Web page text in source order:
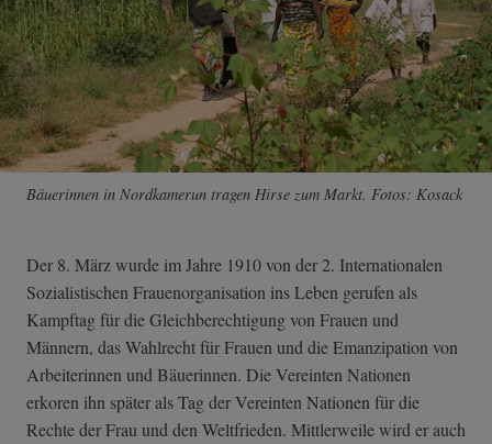
Bäuerinnen in Nordkamerun tragen Hirse zum Markt. Fotos: Kosack
Der 8. März wurde im Jahre 1910 von der 2. Internationalen
Sozialistischen Frauenorganisation ins Leben gerufen als
Kampftag für die Gleichberechtigung von Frauen und
Männern, das Wahlrecht für Frauen und die Emanzipation von
Arbeiterinnen und Bäuerinnen. Die Vereinten Nationen
erkoren ihn später als Tag der Vereinten Nationen für die
Rechte der Frau und den Weltfrieden. Mittlerweile wird er auch